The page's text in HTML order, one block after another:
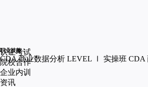
职业技能：
CDA 商业数据分析 LEVEL Ⅰ 实操班 CDA
认证考试
院校合作
企业内训
资讯